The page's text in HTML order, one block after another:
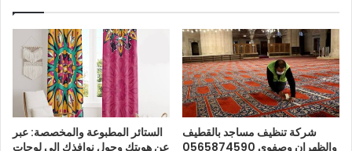
الستائر المطبوعة والمخصصة: عبر
عن هويتك وحول نوافذك إلى لوحات
شركة تنظيف مساجد بالقطيف
والظهران وصفوي 0565874590